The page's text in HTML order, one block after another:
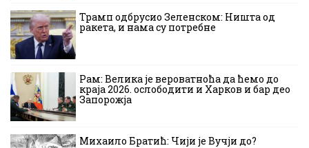
Трамп одбрусио Зеленском: Ништа од
ракета, и нама су потребне
Рам: Велика је вероватноћа да ћемо до
краја 2026. ослободити и Харков и бар део
Запорожја
Михаило Братић: Чији је Вучји до?